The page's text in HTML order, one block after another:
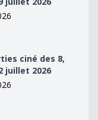
2026
ciné des 8,
juillet 2026